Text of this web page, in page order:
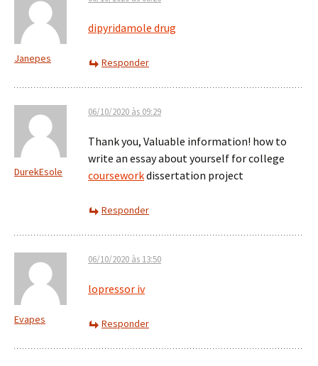
Janepes
dipyridamole drug
Responder
DurekEsole
06/10/2020 às 09:29
Thank you, Valuable information! how to
write an essay about yourself for college
courseworkdissertation project
Responder
Evapes
06/10/2020 às 13:50
lopressor iv
Responder